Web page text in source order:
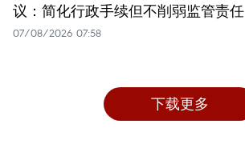
议：简化行政手续但不削弱监管责任
07/08/2026 07:58
下载更多